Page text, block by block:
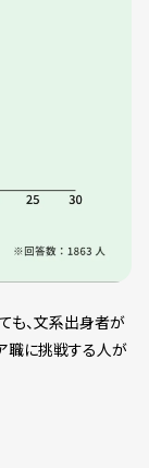
も、文系出身者が
職に挑戦する人が